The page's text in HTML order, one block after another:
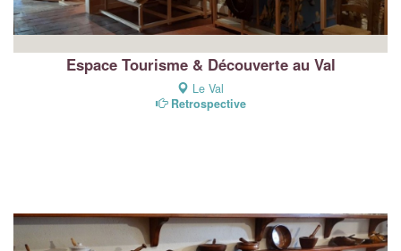
Espace Tourisme & Découverte au Val
Le Val
Retrospective